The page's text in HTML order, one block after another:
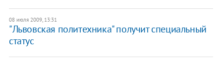
08 июля 2009, 13:31
"Львовская политехника" получит специальный
статус